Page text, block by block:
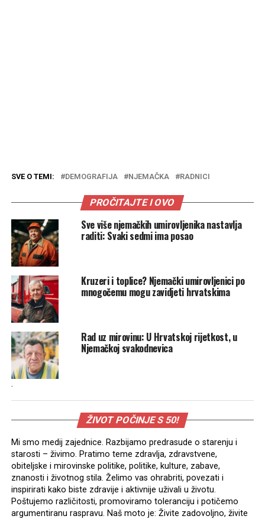
SVE O TEMI: DEMOGRAFIJA NJEMAČKA RADNICI
PROČITAJTE I OVO
Sve više njemačkih umirovljenika nastavlja
raditi: Svaki sedmi ima posao
Kruzeri i toplice? Njemački umirovljenici po
mnogočemu mogu zavidjeti hrvatskima
Rad uz mirovinu: U Hrvatskoj rijetkost, u
Njemačkoj svakodnevica
.
ŽIVOT POČINJE S 50!
Mi smo medij zajednice. Razbijamo predrasude o starenju i
starosti – živimo. Pratimo teme zdravlja, zdravstvene,
obiteljske i mirovinske politike, politike, kulture, zabave,
znanosti i životnog stila. Želimo vas ohrabriti, povezati i
inspirirati kako biste zdravije i aktivnije uživali u životu.
Poštujemo različitosti, promoviramo toleranciju i potičemo
argumentiranu raspravu. Naš moto je: Živite zadovoljno, živite